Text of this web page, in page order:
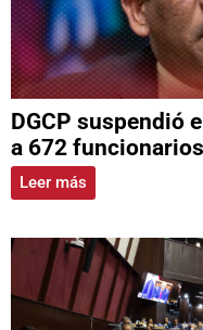
DGCP suspendió
a 672
Leer más